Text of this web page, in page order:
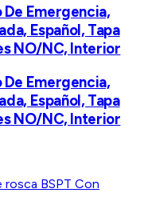
Emergencia,
Español, Tapa
NO/NC, Interior
Emergencia,
Español, Tapa
NO/NC, Interior